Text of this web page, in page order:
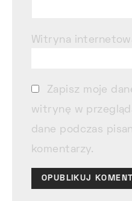
Witryna
Zapisz moje
witrynę w
dane podczas
komentarzy.